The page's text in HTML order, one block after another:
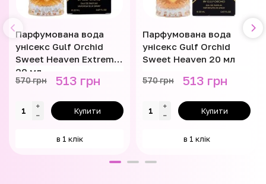
Парфумована вода
унісекс Gulf Orchid
Sweet Heaven Extreme
20 мл
570 грн 513 грн
Купити
в 1 клік
Парфумована вода
унісекс Gulf Orchid
Sweet Heaven 20 мл
570 грн 513 грн
Купити
в 1 клік